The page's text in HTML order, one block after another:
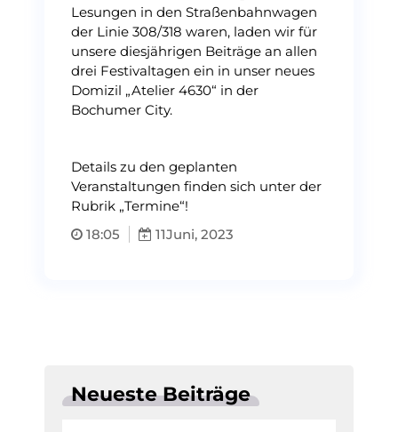
Lesungen in den Straßenbahnwagen
der Linie 308/318 waren, laden wir für
unsere diesjährigen Beiträge an allen
drei Festivaltagen ein in unser neues
Domizil „Atelier 4630“ in der
Bochumer City.
Details zu den geplanten
Veranstaltungen finden sich unter der
Rubrik „Termine“!
18:05
11Juni, 2023
Neueste Beiträge